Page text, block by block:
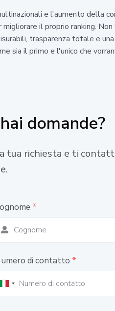
e l'aumento della
il proprio ranking.
trasparenza totale e
sia il primo e l'unico che
domande?
tua richiesta e ti
*
di contatto *